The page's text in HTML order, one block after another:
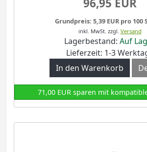
96,95 EUR
Grundpreis: 5,39 EUR pro 100
inkl. MwSt. zzgl. Versand
Lagerbestand: Auf
Lieferzeit: 1-3
In den Warenkorb
71,00 EUR sparen mit